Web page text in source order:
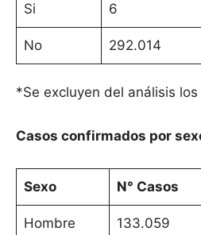
Si 6
No 292.014
*Se excluyen del análisis
Casos confirmados por
Sexo N° Casos
Hombre 133.059